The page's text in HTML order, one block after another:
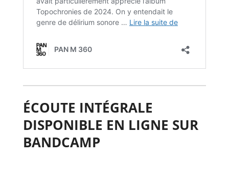
ÉCOUTE INTÉGRALE
DISPONIBLE EN LIGNE SUR
BANDCAMP